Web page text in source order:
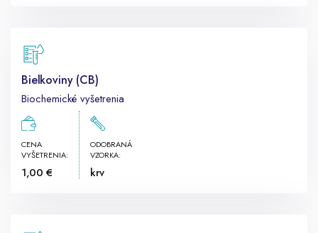
Bielkoviny (CB)
Biochemické vyšetrenia
CENA
VYŠETRENIA:
1,00 €
ODOBRANÁ
VZORKA:
krv